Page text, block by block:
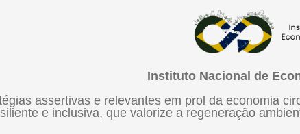
Instituto Nacional de
assertivas e relevantes em prol da economia
e inclusiva, que valorize a regeneração